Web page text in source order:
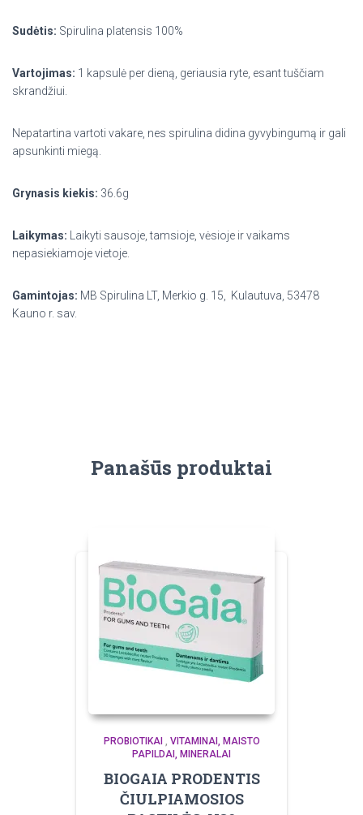
Sudėtis: Spirulina platensis 100%
Vartojimas: 1 kapsulė per dieną, geriausia ryte, esant tuščiam
skrandžiui.
Nepatartina vartoti vakare, nes spirulina didina gyvybingumą ir gali
apsunkinti miegą.
Grynasis kiekis: 36.6g
Laikymas:
Laikyti sausoje, tamsioje, vėsioje ir vaikams
nepasiekiamoje vietoje.
Gamintojas: MB Spirulina LT, Merkio g. 15, Kulautuva, 53478
Kauno r. sav.
Panašūs produktai
PROBIOTIKAI , VITAMINAI, MAISTO
PAPILDAI, MINERALAI
BIOGAIA PRODENTIS
ČIULPIAMOSIOS